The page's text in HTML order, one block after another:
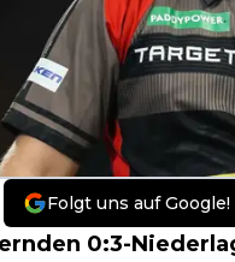
Folgt uns auf Google!
0:3-